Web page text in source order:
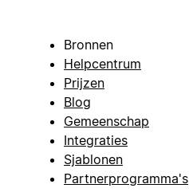
Bronnen
Helpcentrum
Prijzen
Blog
Gemeenschap
Integraties
Sjablonen
Partnerprogramma's